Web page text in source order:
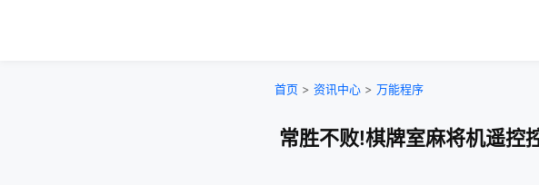
首页 > 资讯中心 > 万能程序
常胜不败!棋牌室麻将机遥控